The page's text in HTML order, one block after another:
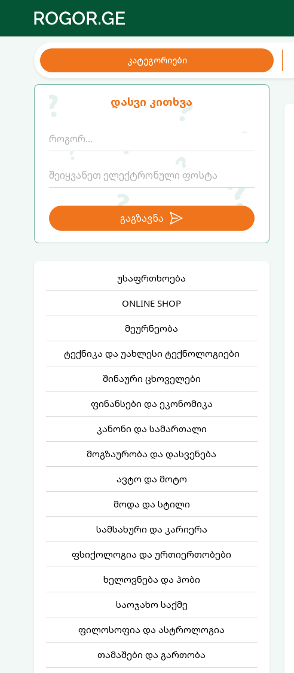
კატეგორიები
დასვი კითხვა
გაგზავნა
უსაფრთხოება
ONLINE SHOP
მეურნეობა
ტექნიკა და უახლესი ტექნოლოგიები
შინაური ცხოველები
ფინანსები და ეკონომიკა
კანონი და სამართალი
მოგზაურობა და დასვენება
ავტო და მოტო
მოდა და სტილი
სამსახური და კარიერა
ფსიქოლოგია და ურთიერთობები
ხელოვნება და ჰობი
საოჯახო საქმე
ფილოსოფია და ასტროლოგია
თამაშები და გართობა